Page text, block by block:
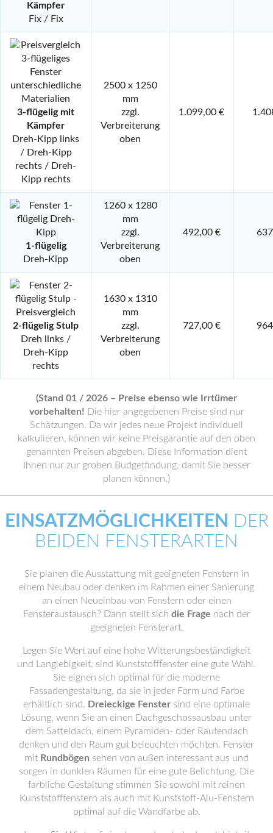
Kämpfer
Fix / Fix
3-flügelig mit
Kämpfer
Dreh-Kipp links
/ Dreh-Kipp
rechts / Dreh-
Kipp rechts
2500 x 1250
mm
zzgl.
Verbreiterung
oben
1.099,00 €
1-flügelig
Dreh-Kipp
1260 x 1280
mm
zzgl.
Verbreiterung
oben
492,00 €
2-flügelig Stulp
Dreh links /
Dreh-Kipp
rechts
1630 x 1310
mm
zzgl.
Verbreiterung
oben
727,00 €
(Stand 01 / 2026 – Preise ebenso wie Irrtümer
vorbehalten! Die hier angegebenen Preise sind nur
Schätzungen. Da wir jedes neue Projekt individuell
kalkulieren, können wir keine Preisgarantie auf den oben
genannten Preisen abgeben. Diese Information dient
Ihnen nur zur groben Budgetfindung, damit Sie besser
planen können.)
EINSATZMÖGLICHKEITEN DER
BEIDEN FENSTERARTEN
Sie planen die Ausstattung mit geeigneten Fenstern in
einem Neubau oder denken im Rahmen einer Sanierung
an einen Neueinbau von Fenstern oder einen
Fensteraustausch? Dann stellt sich die Frage nach der
geeigneten Fensterart.
Legen Sie Wert auf eine hohe Witterungsbeständigkeit
und Langlebigkeit, sind Kunststofffenster eine gute Wahl.
Sie eignen sich optimal für die moderne
Fassadengestaltung, da sie in jeder Form und Farbe
erhältlich sind. Dreieckige Fenster sind eine optimale
Lösung, wenn Sie an einen Dachgeschossausbau unter
dem Satteldach, einem Pyramiden- oder Rautendach
denken und den Raum gut beleuchten möchten. Fenster
mit Rundbögen sehen von außen interessant aus und
sorgen in dunklen Räumen für eine gute Belichtung. Die
farbliche Gestaltung stimmen Sie sowohl mit reinen
Kunststofffenstern als auch mit Kunststoff-Alu-Fenstern
optimal auf die Wandfarbe ab.